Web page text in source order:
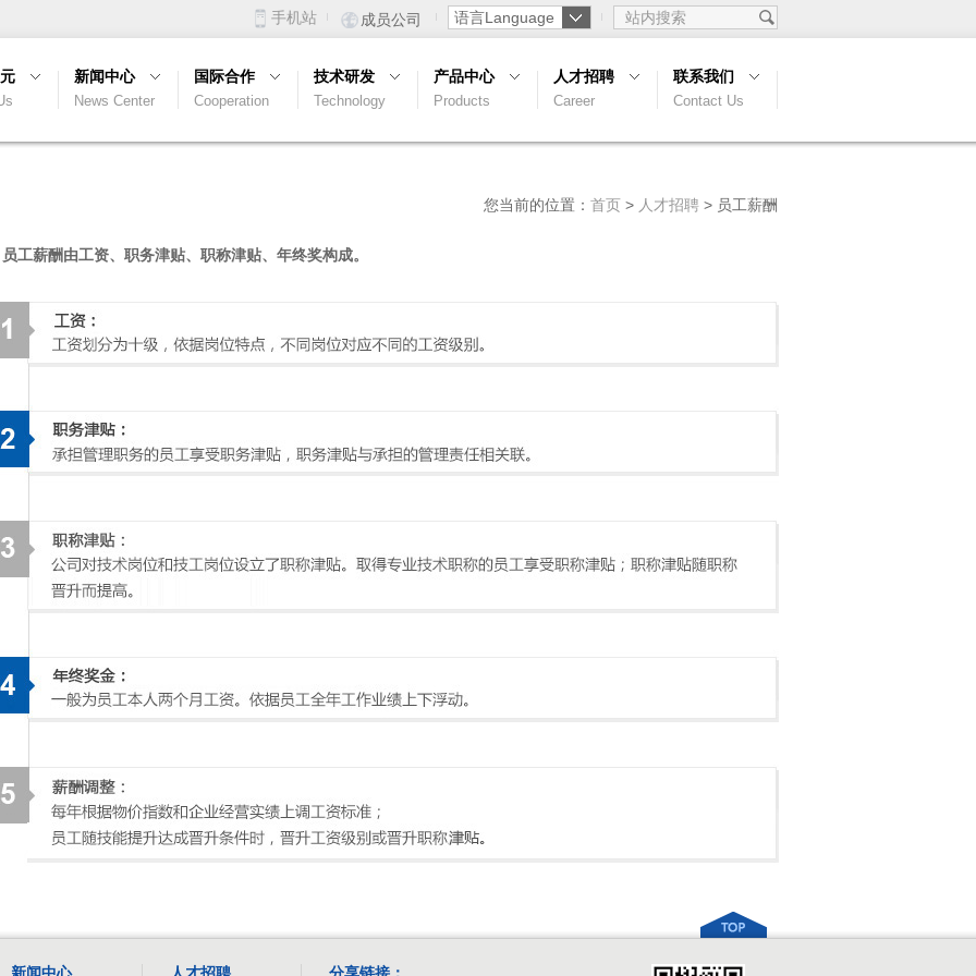
手机站 成员公司 语言Language
新闻中心
News Center
国际合作
Cooperation
技术研发
Technology
产品中心
Products
人才招聘
Career
联系我们
Contact Us
您当前的位置： 首页 > 人才招聘 > 员工薪酬
薪酬由工资、职务津贴、职称津贴、年终奖构成。